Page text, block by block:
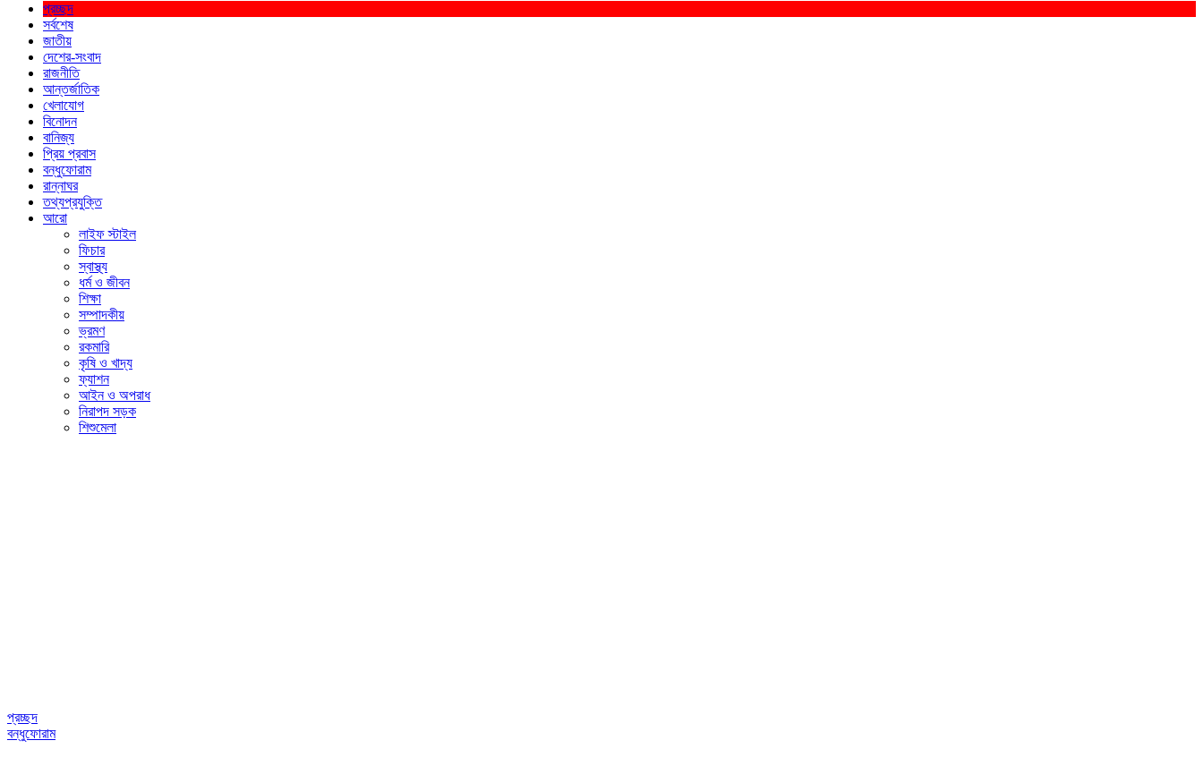
প্রচ্ছদ
সর্বশেষ
জাতীয়
দেশের-সংবাদ
রাজনীতি
আন্তর্জাতিক
খেলাযোগ
বিনোদন
বানিজ্য
প্রিয় প্রবাস
বন্ধুফোরাম
রান্নাঘর
তথ্যপ্রযুক্তি
আরো
লাইফ স্টাইল
ফিচার
স্বাস্থ্য
ধর্ম ও জীবন
শিক্ষা
সম্পাদকীয়
ভ্রমণ
রকমারি
কৃষি ও খাদ্য
ফ্যাশন
আইন ও অপরাধ
নিরাপদ সড়ক
শিশুমেলা
প্রচ্ছদ
বন্ধুফোরাম